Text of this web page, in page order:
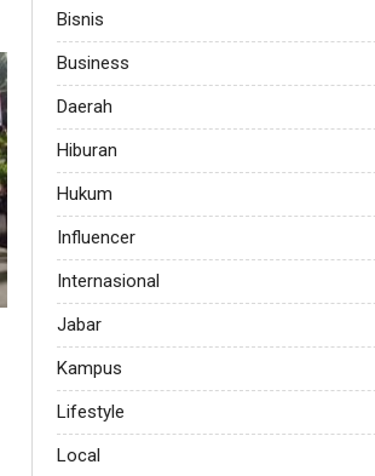
Bisnis
Business
Daerah
Hiburan
Hukum
Influencer
Internasional
Jabar
Kampus
Lifestyle
Local